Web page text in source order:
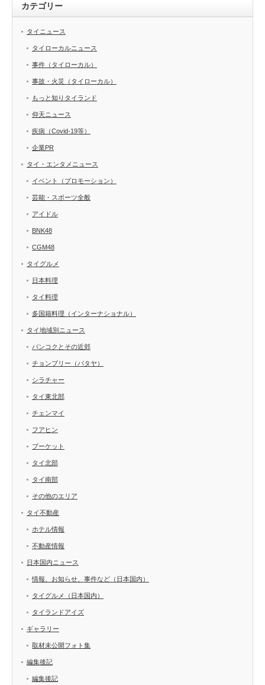
カテゴリー
タイニュース
タイローカルニュース
事件（タイローカル）
事故・火災（タイローカル）
もっと知りタイランド
仰天ニュース
疾病（Covid-19等）
企業PR
タイ・エンタメニュース
イベント（プロモーション）
芸能・スポーツ全般
アイドル
BNK48
CGM48
タイグルメ
日本料理
タイ料理
多国籍料理（インターナショナル）
タイ地域別ニュース
バンコクとその近郊
チョンブリー（パタヤ）
シラチャー
タイ東北部
チェンマイ
フアヒン
プーケット
タイ北部
タイ南部
その他のエリア
タイ不動産
ホテル情報
不動産情報
日本国内ニュース
情報、お知らせ、事件など（日本国内）
タイグルメ（日本国内）
タイランドアイズ
ギャラリー
取材未公開フォト集
編集後記
編集後記